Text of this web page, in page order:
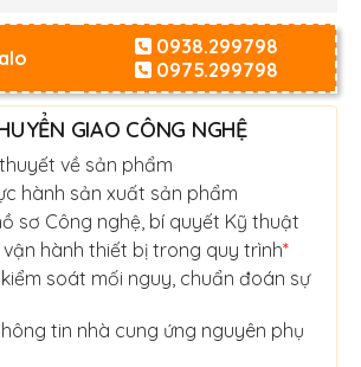
0938.299798
0975.299798
GIAO CÔNG NGHỆ
về sản phẩm
hành sản xuất sản phẩm
sơ Công nghệ, bí quyết Kỹ thuật
hành thiết bị trong quy trình*
soát mối nguy, chuẩn đoán sự
tin nhà cung ứng nguyên phụ